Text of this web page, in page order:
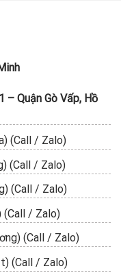
– Quận Gò Vấp, Hồ
(Call / Zalo)
(Call / Zalo)
(Call / Zalo)
(Call / Zalo)
(Call / Zalo)
(Call / Zalo)